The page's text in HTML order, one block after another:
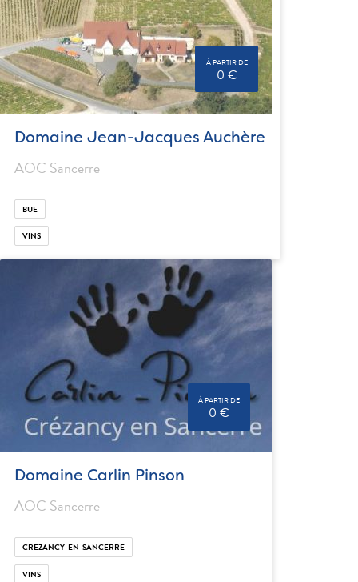
À PARTIR DE
0 €
Domaine Jean-Jacques Auchère
AOC Sancerre
BUE
VINS
À PARTIR DE
0 €
Domaine Carlin Pinson
AOC Sancerre
CREZANCY-EN-SANCERRE
VINS